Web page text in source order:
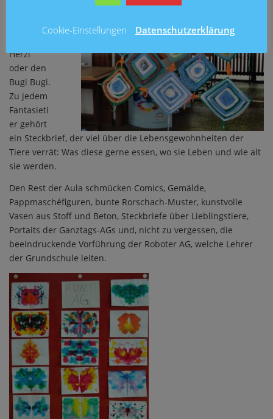
Herzi
oder den
Bugi Bugi.
Zu jedem
Fantasieti
er gehört
ein Steckbrief, der viel über die Lebensgewohnheiten der
Tiere verrät: Was diese gerne essen, wo sie Leben und wie alt
sie werden.
Den Rest der Aula schmücken Comics, Gemälde,
Pappmaschéfiguren, bunte Rorschach-Muster, kunstvolle
Vasen aus Stoff und Beton, Steckbriefe über Lieblingstiere,
Portaits der Ganztags-AGs und, nicht zu vergessen, die
beeindruckende Vorführung der Roboter AG, welche Lehrer
der Grundschule leiten.
Cookie-Einstellungen Datenschutzerklärung